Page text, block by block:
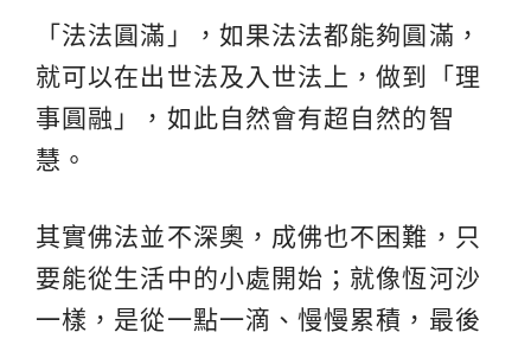
「法法圓滿」，如果法法都能夠圓滿，
就可以在出世法及入世法上，做到「理
事圓融」，如此自然會有超自然的智
慧。
其實佛法並不深奧，成佛也不困難，只
要能從生活中的小處開始；就像恆河沙
一樣，是從一點一滴、慢慢累積，最後